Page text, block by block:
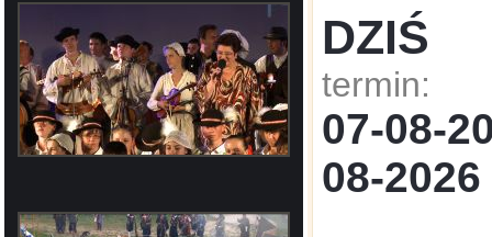
DZIŚ
termin:
07-08-
08-2026